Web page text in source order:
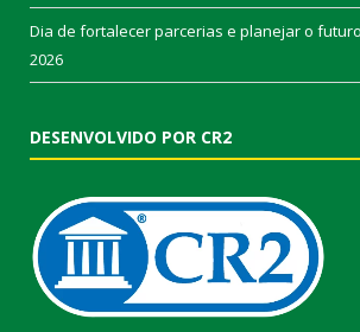
Dia de fortalecer parcerias e planejar o
2026
DESENVOLVIDO POR CR2